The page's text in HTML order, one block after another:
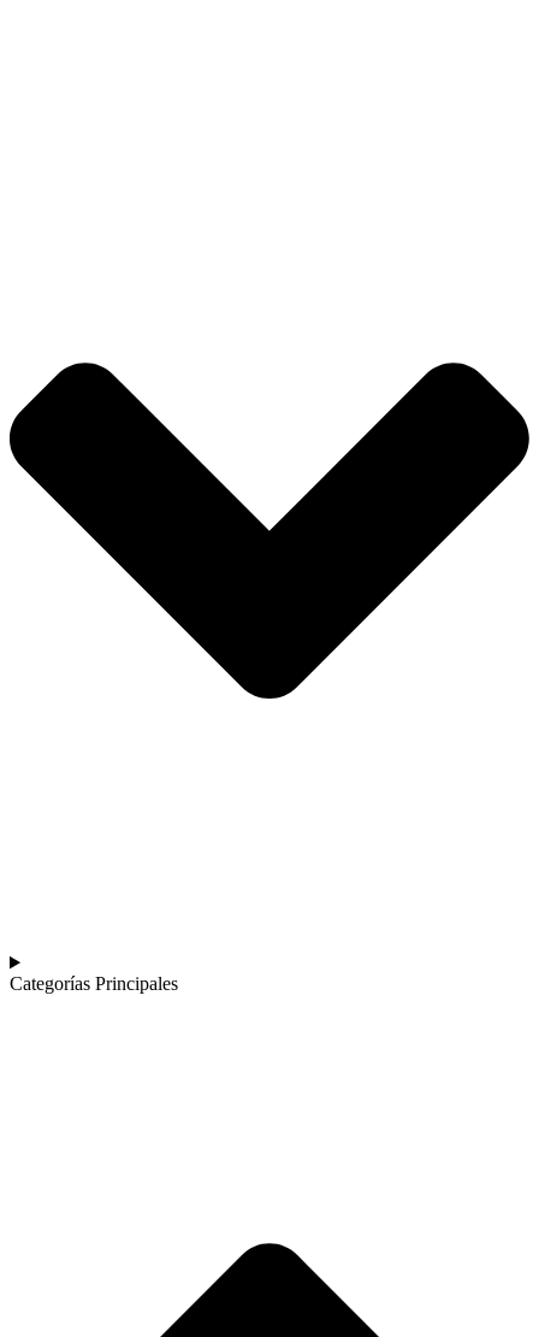
Categorías Principales​